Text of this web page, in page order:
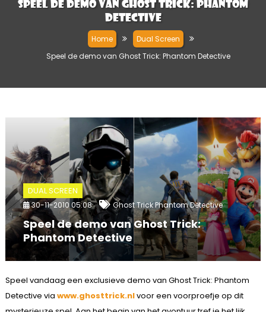
Speel de demo van Ghost Trick: Phantom
Detective
Home
Dual Screen
Speel de demo van Ghost Trick: Phantom Detective
DUAL SCREEN
30-11-2010 05:08 Ghost Trick Phantom Detective
Speel de demo van Ghost Trick:
Phantom Detective
Speel vandaag een exclusieve demo van Ghost Trick: Phantom
Detective via www.ghosttrick.nlvoor een voorproefje op dit